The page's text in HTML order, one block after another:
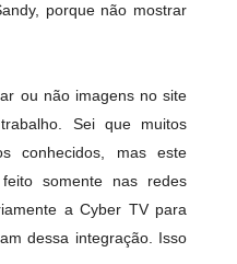
porque não mostrar
ou não imagens no site
Sei que muitos
conhecidos, mas este
somente nas redes
a Cyber TV para
dessa integração. Isso